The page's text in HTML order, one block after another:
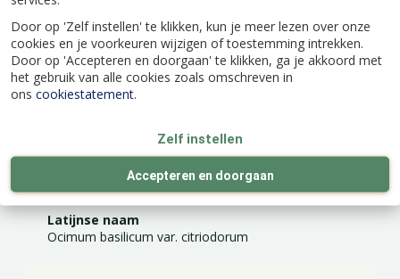
Door op 'Zelf instellen' te klikken, kun je meer lezen over onze
cookies en je voorkeuren wijzigen of toestemming intrekken.
Door op 'Accepteren en doorgaan' te klikken, ga je akkoord met
het gebruik van alle cookies zoals omschreven in
ons cookiestatement.
Zelf instellen
Accepteren en doorgaan
8711117100805
Latijnse naam
Ocimum basilicum var. citriodorum